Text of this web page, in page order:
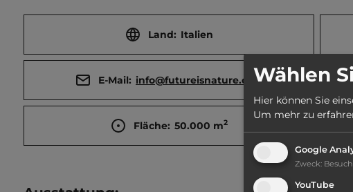
Land: Italien
E-Mail: info@futureisnature.com
Fläche: 50.000 m2
Wählen
Hier können Sie
Um mehr zu
Google
Zweck:
YouTube